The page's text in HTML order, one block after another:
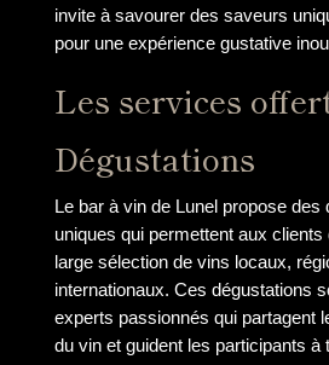
invite à savourer des saveurs
pour une expérience gustative
Les services
Dégustations
Le bar à vin de Lunel propose des
uniques qui permettent aux
large sélection de vins locaux,
internationaux. Ces dégustations
experts passionnés qui partagent
du vin et guident les participants à